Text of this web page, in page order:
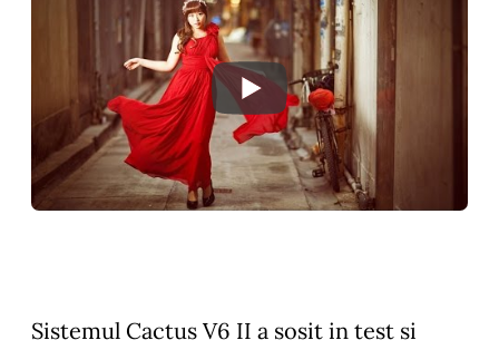
Sistemul Cactus V6 II a sosit in test si